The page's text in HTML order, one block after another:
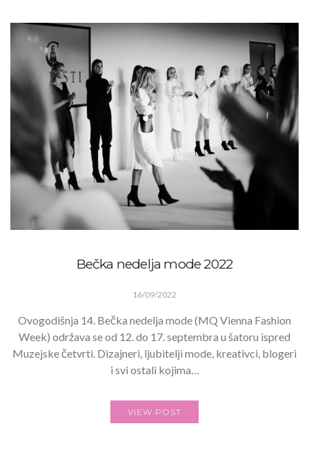
Bečka nedelja mode 2022
16/09/2022
Ovogodišnja 14. Bečka nedelja mode (MQ Vienna Fashion
Week) održava se od 12. do 17. septembra u šatoru ispred
Muzejske četvrti. Dizajneri, ljubitelji mode, kreativci, blogeri
i svi ostali kojima…
VIEW POST